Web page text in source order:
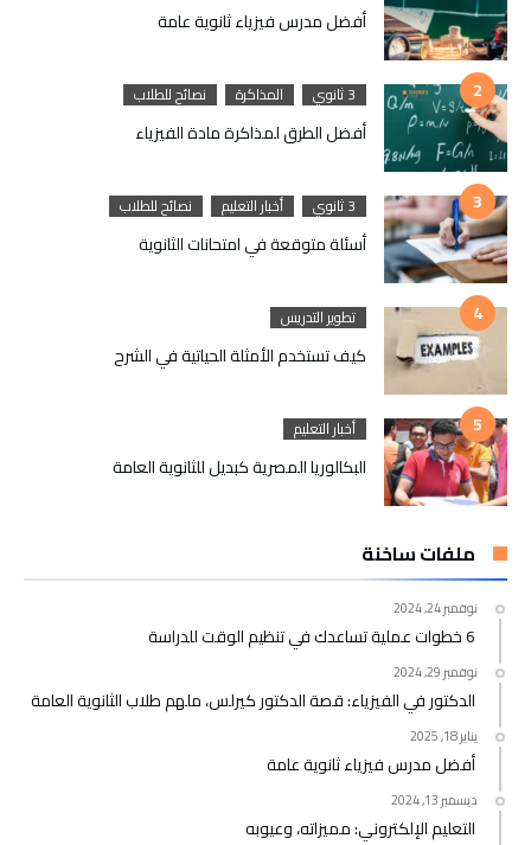
أفضل مدرس فيزياء ثانوية عامة
3 ثانوي المذاكرة نصائح للطلاب
أفضل الطرق لمذاكرة مادة الفيزياء
3 ثانوي أخبار التعليم نصائح للطلاب
أسئلة متوقعة في امتحانات الثانوية
تطوير التدريس
كيف تستخدم الأمثلة الحياتية في الشرح
أخبار التعليم
البكالوريا المصرية كبديل للثانوية العامة
ملفات ساخنة
نوفمبر 24, 2024
6 خطوات عملية تساعدك في تنظيم الوقت للدراسة
نوفمبر 29, 2024
الدكتور في الفيزياء: قصة الدكتور كيرلس، ملهم طلاب الثانوية العامة
يناير 18, 2025
أفضل مدرس فيزياء ثانوية عامة
ديسمبر 13, 2024
التعليم الإلكتروني: مميزاته، وعيوبه